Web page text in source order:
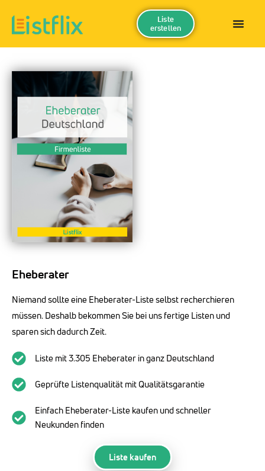
Liste
erstellen
Eheberater
Niemand sollte eine Eheberater-Liste selbst recherchieren
müssen. Deshalb bekommen Sie bei uns fertige Listen und
sparen sich dadurch Zeit.
Liste mit 3.305 Eheberater in ganz Deutschland
Geprüfte Listenqualität mit Qualitätsgarantie
Einfach Eheberater-Liste kaufen und schneller
Neukunden finden
Liste kaufen